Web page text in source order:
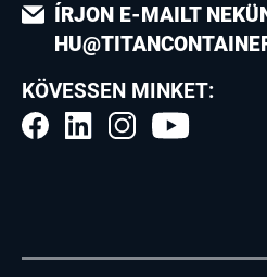
ÍRJON E-MAILT
KÖVESSEN MINKET: